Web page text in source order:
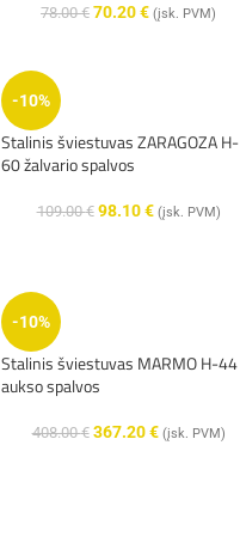
78.00€ 70.20€ (įsk. PVM)
-10%
Stalinis šviestuvas ZARAGOZA H-
60 žalvario spalvos
109.00€ 98.10€ (įsk. PVM)
-10%
Stalinis šviestuvas MARMO H-44
aukso spalvos
408.00€ 367.20€ (įsk. PVM)